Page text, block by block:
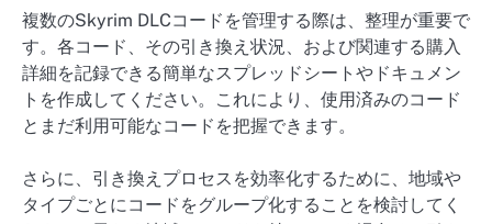
複数のSkyrim DLCコードを管理する際は、整理が重要で
す。各コード、その引き換え状況、および関連する購入
詳細を記録できる簡単なスプレッドシートやドキュメン
トを作成してください。これにより、使用済みのコード
とまだ利用可能なコードを把握できます。
さらに、引き換えプロセスを効率化するために、地域や
タイプごとにコードをグループ化することを検討してく